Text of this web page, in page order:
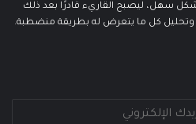
سهل، ليصبح القاريء قادرًا بعد ذلك
وتحليل كل ما يتعرض له بطريقة منضطبة.